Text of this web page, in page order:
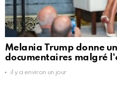
Melania Trump donne
documentaires malgré
il y a environ un jour